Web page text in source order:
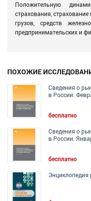
Положительную
страхования,
грузов, средств
предпринимательских и
ПОХОЖИЕ
Сведения о
в России.
бесплатно
Сведения о
в России.
бесплатно
Энциклопедия